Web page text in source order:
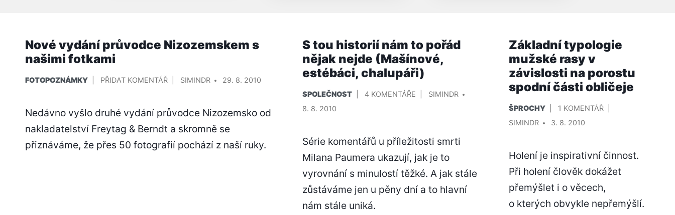
Nové vydání průvodce Nizozemskem s
našimi fotkami
PUBLIKOVÁNO
FOTOPOZNÁMKY PŘIDAT KOMENTÁŘNA
PRŮVODCE
NIZOZEMSKEM
S
NAŠIMI
PŘIDAL/A
SIMINDR 29. 8. 2010
Nedávno vyšlo druhé vydání průvodce Nizozemsko od
nakladatelství Freytag & Berndt a skromně se
přiznáváme, že přes 50 fotografií pochází z naší ruky.
S tou historií nám to pořád
nějak nejde (Mašínové,
estébáci, chalupáři)
PUBLIKOVÁNO
V
SPOLEČNOST 4 KOMENTÁŘE
S
TOU
HISTORIÍ
NÁM
TO
PŘIDAL/A
SIMINDR
8. 8. 2010
Série komentářů u příležitosti smrti
Milana Paumera ukazují, jak je to
vyrovnání s minulostí těžké. A jak stále
zůstáváme jen u pěny dní a to hlavní
nám stále uniká.
Základní typologie
mužské rasy v
závislosti na porostu
spodní části obličeje
PUBLIKOVÁNO
V
ŠPROCHY 1 KOMENTÁŘU
ZÁKLADNÍ
TYPOLOGIE
RASY
V
PŘIDAL/A
SIMINDR 3. 8. 2010
Holení je inspirativní činnost.
Při holení člověk dokážet
přemýšlet i o věcech,
o kterých obvykle nepřemýšlí.